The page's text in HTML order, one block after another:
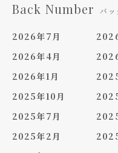
Back Number バッ
2026年7月
2026年4月
2026年1月
2025年10月
2025年7月
2025年2月